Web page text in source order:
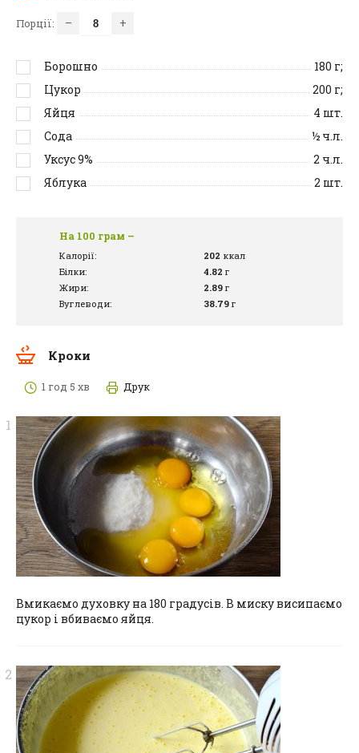
Порції: – +
Борошно 180 г;
Цукор
200 г;
Яйця
4 шт.
Сода
½ч.л.
Уксус 9%
2 ч.л.
Яблука
2 шт.
На 100 грам –
Калорії: 202 ккал
Білки:
4.82 г
Жири:
2.89 г
Вуглеводи:
38.79 г
Кроки
1 год 5 хв Друк
Вмикаємо духовку на 180 градусів. В миску висипаємо
цукор і вбиваємо яйця.